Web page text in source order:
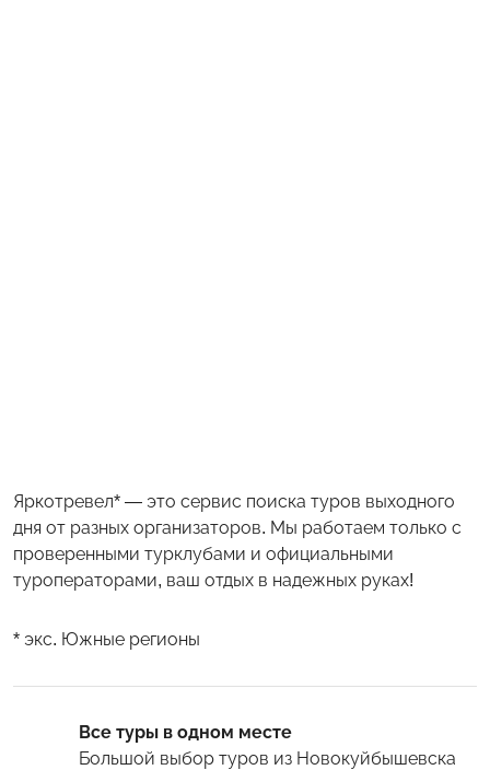
Яркотревел* — это сервис поиска туров выходного
дня от разных организаторов. Мы работаем только с
проверенными турклубами и официальными
туроператорами, ваш отдых в надежных руках!
* экс. Южные регионы
Все туры в одном месте
Большой выбор туров из Новокуйбышевска